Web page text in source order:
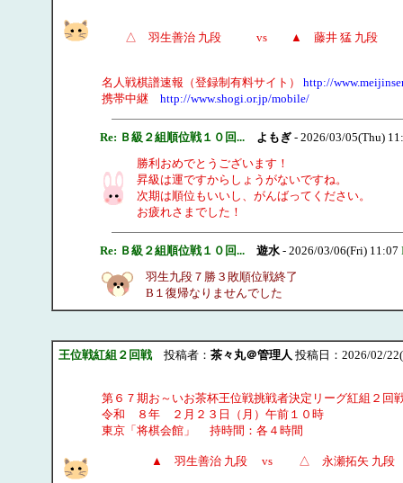
△ 羽生善治 九段 vs ▲ 藤井 猛 九段
名人戦棋譜速報（登録制有料サイト） http://
携帯中継 http://www.shogi.or.jp/mobile/
Re: Ｂ級２組順位戦１０回... よもぎ- 2026/03/05(Thu)
勝利おめでとうございます！
昇級は運ですからしょうがないですね。
次期は順位もいいし、がんばってください。
お疲れさまでした！
Re: Ｂ級２組順位戦１０回... 遊水- 2026/03/06(Fri) 11:07
羽生九段７勝３敗順位戦終了
B１復帰なりませんでした
王位戦紅組２回戦投稿者： 茶々丸＠管理人 投稿日：2026/02/
第６７期お～いお茶杯王位戦挑戦者決定リーグ紅組２回
令和 ８年 ２月２３日（月）午前１０時
東京「将棋会館」 持時間：各４時間
▲ 羽生善治 九段 vs △ 永瀬拓矢 九段